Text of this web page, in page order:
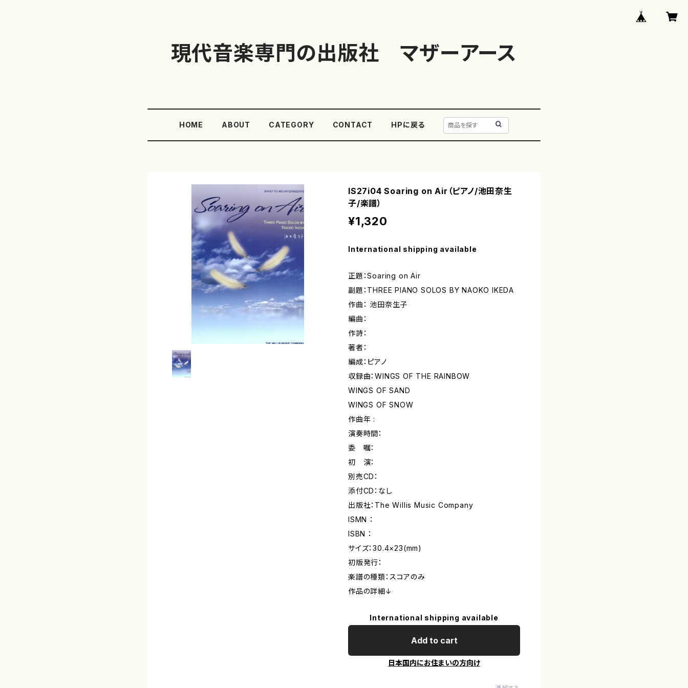
現代音楽専門の出版社 マザーアース
HOME ABOUT CATEGORY CONTACT HPに戻る
IS27i04 Soaring on Air（ピアノ/池田奈生
子/楽譜）
¥1,320
International shipping available
正題：Soaring on Air
副題：THREE PIANO SOLOS BY NAOKO IKEDA
作曲： 池田奈生子
編曲：
作詩：
著者：
編成：ピアノ
収録曲：WINGS OF THE RAINBOW
WINGS OF SAND
WINGS OF SNOW
作曲年 :
演奏時間：
委 嘱：
初 演：
別売CD：
添付CD：なし
出版社：The Willis Music Company
ISMN ：
ISBN ：
サイズ：30.4×23(mm)
初版発行：
楽譜の種類：スコアのみ
作品の詳細↓
International shipping available
Add to cart
日本国内にお住まいの方向け